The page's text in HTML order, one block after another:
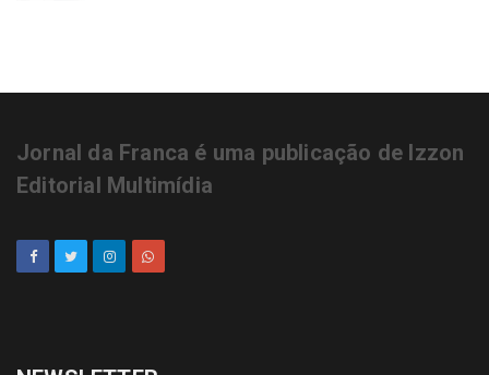
Jornal da Franca é uma publicação de Izzon
Editorial Multimídia